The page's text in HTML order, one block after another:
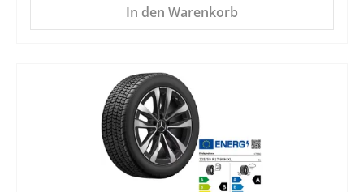
In den Warenkorb